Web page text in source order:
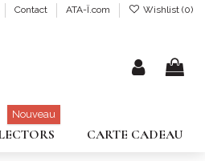
Contact ATA-Ï.com Wishlist (0)
CARTE CADEAU
Nouveau